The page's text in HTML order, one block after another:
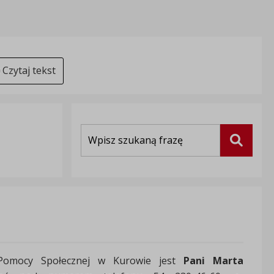
Czytaj tekst
Szukaj
Społecznej w Kurowie jest Pani Marta